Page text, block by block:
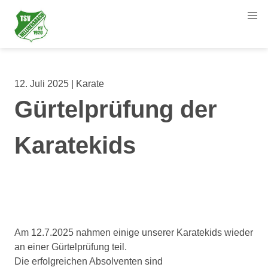
12. Juli 2025 | Karate
Gürtelprüfung der
Karatekids
Am 12.7.2025 nahmen einige unserer Karatekids wieder
an einer Gürtelprüfung teil.
Die erfolgreichen Absolventen sind